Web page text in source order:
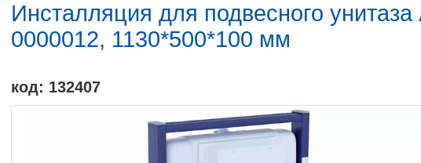
Инсталляция для подвесного
0000012, 1130*500*100 мм
код: 132407